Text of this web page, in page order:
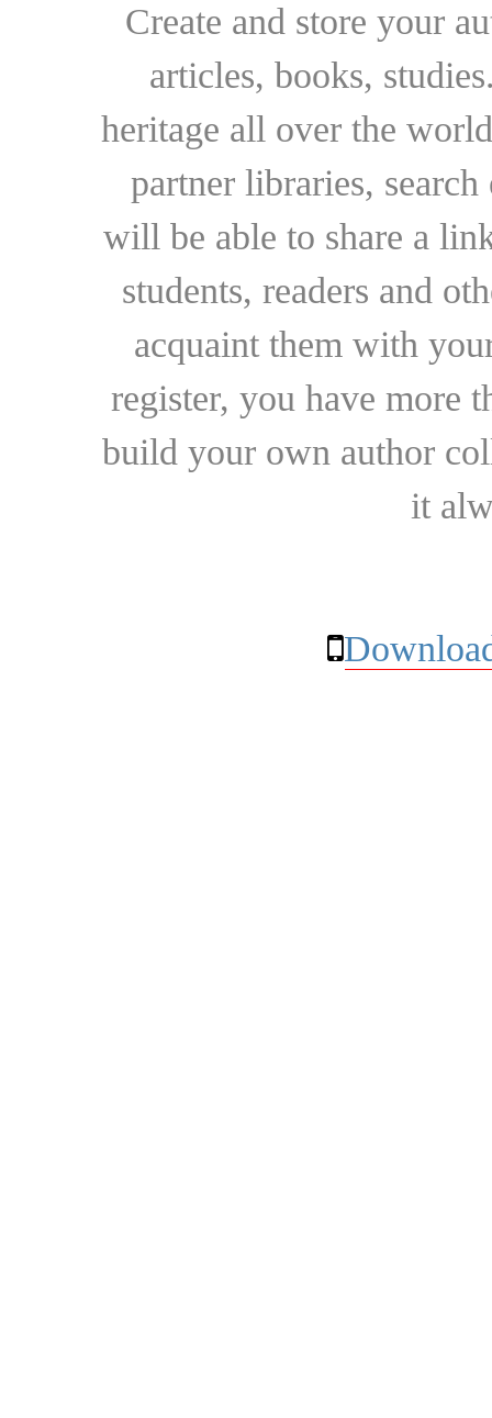
Create and store your
articles, books,
heritage all over the
partner libraries,
will be able to share a
students, readers and
acquaint them with
register, you have more
build your own author
it